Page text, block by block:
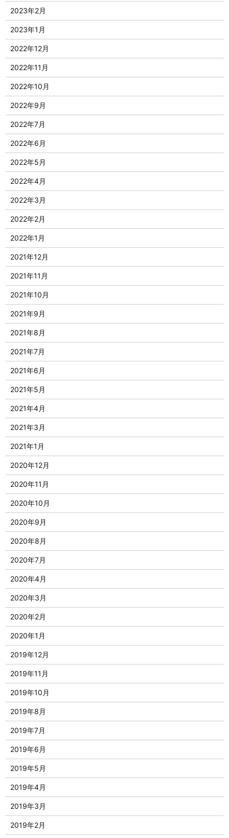
2023年2月
2023年1月
2022年12月
2022年11月
2022年10月
2022年9月
2022年7月
2022年6月
2022年5月
2022年4月
2022年3月
2022年2月
2022年1月
2021年12月
2021年11月
2021年10月
2021年9月
2021年8月
2021年7月
2021年6月
2021年5月
2021年4月
2021年3月
2021年1月
2020年12月
2020年11月
2020年10月
2020年9月
2020年8月
2020年7月
2020年4月
2020年3月
2020年2月
2020年1月
2019年12月
2019年11月
2019年10月
2019年8月
2019年7月
2019年6月
2019年5月
2019年4月
2019年3月
2019年2月